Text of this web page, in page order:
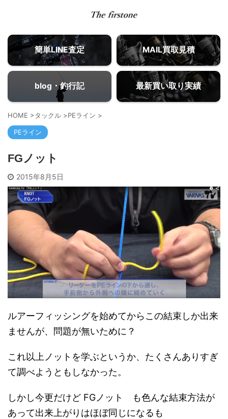
簡単LINE査定 MAIL買取見積
blog・釣行記 最新買い取り実績
HOME >タックル >PEライン >
PEライン
FGノット
2015年8月5日
ルアーフィッシングを始めてからこの結束しか出来
ませんが、問題が無いために？
これ以上ノットを学ぶというか、たくさんありすぎ
て調べようともしなかった。
しかし今更だけど FGノット も色んな結束方法が
あって出来上がりはほぼ同じになるも